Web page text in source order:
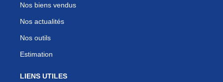
Nos biens vendus
Nos actualités
Nos outils
Estimation
LIENS UTILES